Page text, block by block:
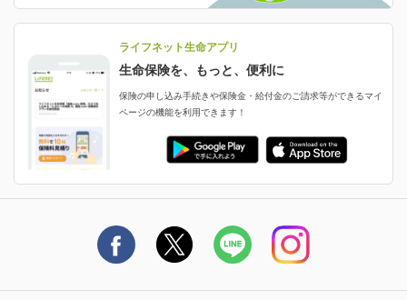
評判・口コミ
ご契約者さまに聞きました！
申し込みガイド
ご契約の流れと必要書類
保険料の支払い方法
認知症・MCIに備える
ご契約者さま向け各種お手続き・サービス
保険金・給付金のご請求
生命保険料控除に関するご案内
採用情報
生命保険マニフェスト
ライフネット生命のCMページ
ライフネット生命公式note
資料請求
ライフネット生命アプリ
生命保険を、もっと、便利に
保険の申し込み手続きや保険金・給付金のご請求等ができるマイ
ページの機能を利用できます！